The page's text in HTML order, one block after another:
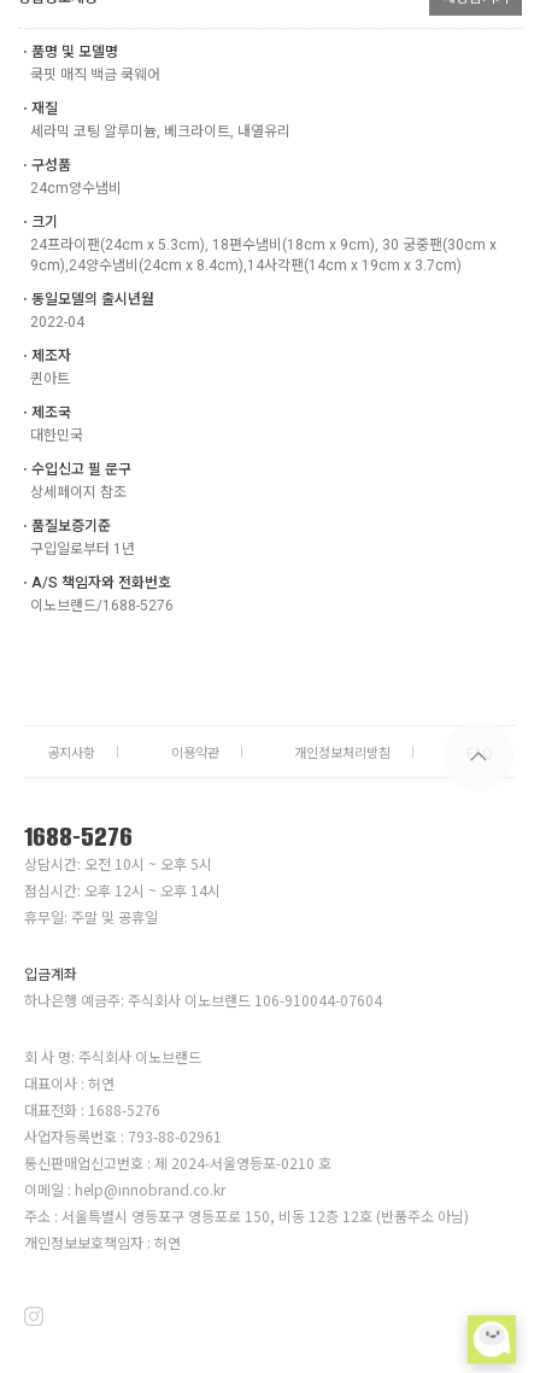
ㆍ품명 및 모델명
쿡핏 매직 백금 쿡웨어
ㆍ재질
세라믹 코팅 알루미늄, 베크라이트, 내열유리
ㆍ구성품
24cm양수냄비
ㆍ크기
24프라이팬(24cm x 5.3cm), 18편수냄비(18cm x 9cm), 30 궁중팬(30cm x
9cm),24양수냄비(24cm x 8.4cm),14사각팬(14cm x 19cm x 3.7cm)
ㆍ동일모델의 출시년월
2022-04
ㆍ제조자
퀸아트
ㆍ제조국
대한민국
ㆍ수입신고 필 문구
상세페이지 참조
ㆍ품질보증기준
구입일로부터 1년
ㆍA/S 책임자와 전화번호
이노브랜드/1688-5276
공지사항 이용약관 개인정보처리방침 FAQ
1688-5276
상담시간: 오전 10시 ~ 오후 5시
점심시간: 오후 12시 ~ 오후 14시
휴무일: 주말 및 공휴일
입금계좌
하나은행 예금주: 주식회사 이노브랜드 106-910044-07604
회 사 명: 주식회사 이노브랜드
대표이사 : 허연
대표전화 : 1688-5276
사업자등록번호 : 793-88-02961
통신판매업신고번호 : 제 2024-서울영등포-0210 호
이메일 : help@innobrand.co.kr
주소 : 서울특별시 영등포구 영등포로 150, 비동 12층 12호 (반품주소 아님)
개인정보보호책임자 : 허연